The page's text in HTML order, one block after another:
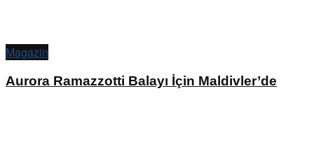
Magazin
Aurora Ramazzotti Balayı İçin Maldivler’de